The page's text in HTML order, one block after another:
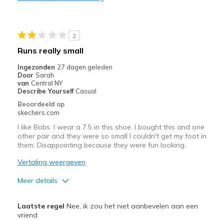
2
Runs really small
Ingezonden 27 dagen geleden
Door Sarah
van Central NY
Describe Yourself Casual
Beoordeeld op
skechers.com
I like Bobs. I wear a 7.5 in this shoe. I bought this and one
other pair and they were so small I couldn't get my foot in
them. Disappointing because they were fun looking.
Vertaling weergeven
Meer details
Attractive Design
Laatste regel Nee, ik zou het niet aanbevelen aan een
vriend